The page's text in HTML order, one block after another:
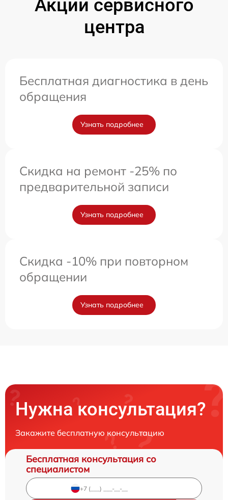
Акции сервисного
центра
Бесплатная диагностика в день
обращения
Узнать подробнее
Скидка на ремонт -25% по
предварительной записи
Узнать подробнее
Скидка -10% при повторном
обращении
Узнать подробнее
Нужна консультация?
Закажите бесплатную консультацию
Бесплатная консультация со
специалистом